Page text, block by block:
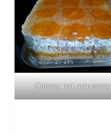
Gotowy tort cytrusowy